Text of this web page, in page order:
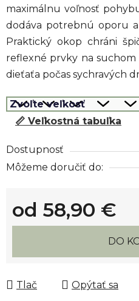
maximálnu voľnosť
dodáva potrebnú oporu
Praktický okop chráni
reflexné prvky na
dieťaťa počas sychravých
📏 Veľkostná tabuľka
Dostupnosť
Môžeme doručiť do:
od 58,90 €
Jednotková cena:
DO
Tlač Opýtať sa